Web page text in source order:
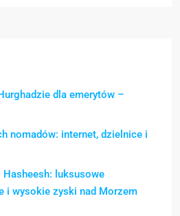
dla emerytów –
nomadów: internet, dzielnice i
luksusowe
i wysokie zyski nad Morzem